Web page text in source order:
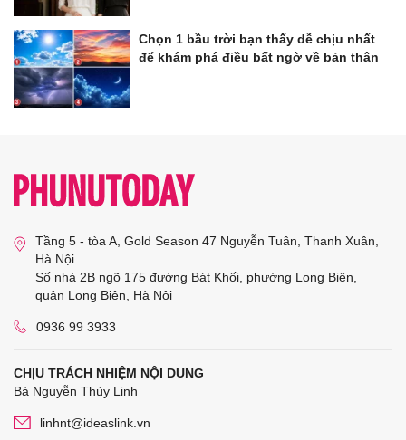
Chọn 1 bầu trời bạn thấy dễ chịu nhất
để khám phá điều bất ngờ về bản thân
Tầng 5 - tòa A, Gold Season 47 Nguyễn Tuân, Thanh Xuân,
Hà Nội
Số nhà 2B ngõ 175 đường Bát Khối, phường Long Biên,
quận Long Biên, Hà Nội
0936 99 3933
CHỊU TRÁCH NHIỆM NỘI DUNG
Bà Nguyễn Thùy Linh
linhnt@ideaslink.vn